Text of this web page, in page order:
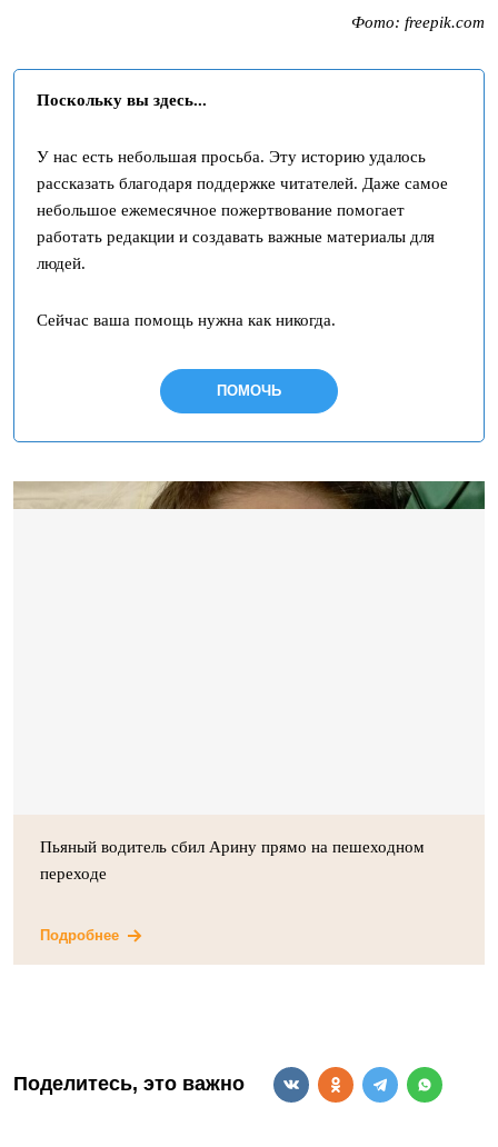
Фото: freepik.com
Поскольку вы здесь...
У нас есть небольшая просьба. Эту историю удалось
рассказать благодаря поддержке читателей. Даже самое
небольшое ежемесячное пожертвование помогает
работать редакции и создавать важные материалы для
людей.
Сейчас ваша помощь нужна как никогда.
ПОМОЧЬ
Пьяный водитель сбил Арину прямо на пешеходном
переходе
Подробнее
Поделитесь, это важно